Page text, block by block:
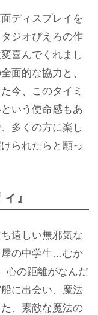
ディスプレイを
ジオぴえろの作
喜んでくれまし
面的な協力と、
今、このタイミ
いう使命感もあ
多くの方に楽し
られたらと願っ
』
遠しい無邪気な
の中学生…むか
心の距離がなんだ
に出会い、魔法
、素敵な魔法の